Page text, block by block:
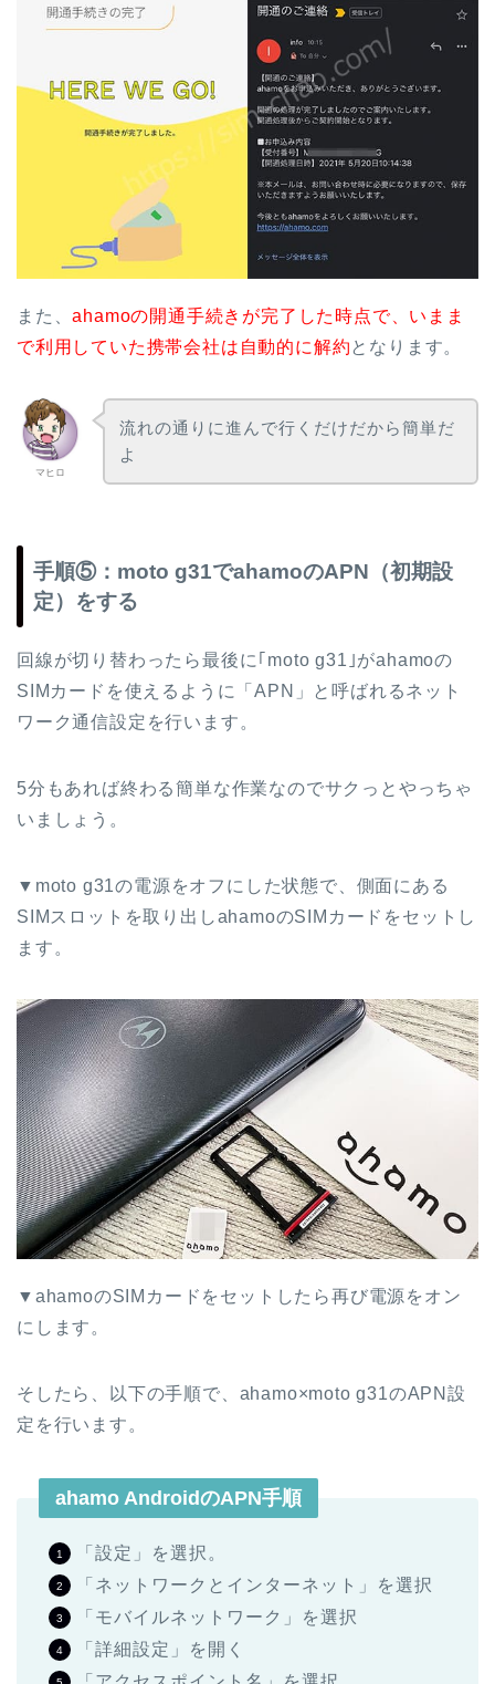
また、ahamoの開通手続きが完了した時点で、いまま
で利用していた携帯会社は自動的に解約 となります。
マヒロ
流れの通りに進んで行くだけだから簡単だ
よ
手順⑤：moto g31でahamoのAPN（初期設
定）をする
回線が切り替わったら最後に｢moto g31｣がahamoの
SIMカードを使えるように「APN」と呼ばれるネット
ワーク通信設定を行います。
5分もあれば終わる簡単な作業なのでサクっとやっちゃ
いましょう。
▼moto g31の電源をオフにした状態で、側面にある
SIMスロットを取り出しahamoのSIMカードをセットし
ます。
▼ahamoのSIMカードをセットしたら再び電源をオン
にします。
そしたら、以下の手順で、ahamo×moto g31のAPN設
定を行います。
ahamo AndroidのAPN手順
「設定」を選択。
「ネットワークとインターネット」を選択
「モバイルネットワーク」を選択
「詳細設定」を開く